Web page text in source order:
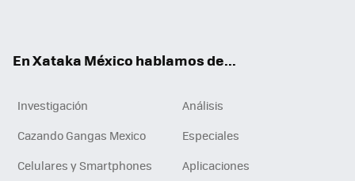
En Xataka México hablamos de...
Investigación
Análisis
Cazando Gangas Mexico
Especiales
Celulares y Smartphones
Aplicaciones